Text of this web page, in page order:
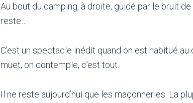
Au bout du camping, à droite, guidé par le bruit de
reste…
C’est un spectacle inédit quand on est habitué
muet, on contemple, c’est tout.
Il ne reste aujourd’hui que les maçonneries. La